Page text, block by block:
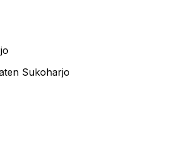
Sukoharjo